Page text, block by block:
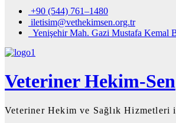
+90 (544) 761–1480
iletisim@vethekimsen.org.tr
Yenişehir Mah. Gazi Mustafa Kemal
Veteriner Hekim-Sen
Veteriner Hekim ve Sağlık Hizmetleri